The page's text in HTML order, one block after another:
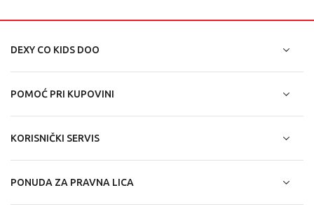
DEXY CO KIDS DOO
POMOĆ PRI KUPOVINI
KORISNIČKI SERVIS
PONUDA ZA PRAVNA LICA